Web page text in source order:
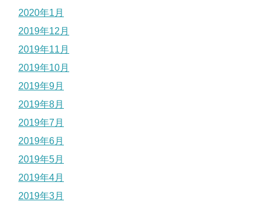
2020年1月
2019年12月
2019年11月
2019年10月
2019年9月
2019年8月
2019年7月
2019年6月
2019年5月
2019年4月
2019年3月